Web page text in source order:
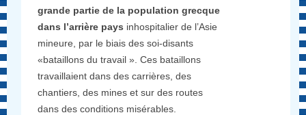
grande partie de la population grecque
dans l’arrière pays inhospitalier de l’Asie
mineure, par le biais des soi-disants
«bataillons du travail ». Ces bataillons
travaillaient dans des carrières, des
chantiers, des mines et sur des routes
dans des conditions misérables.